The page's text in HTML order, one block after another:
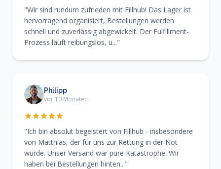
"Wir sind rundum zufrieden mit Fillhub! Das Lager ist
hervorragend organisiert, Bestellungen werden
schnell und zuverlässig abgewickelt. Der Fulfillment-
Prozess läuft reibungslos, u..."
Philipp
vor 10 Monaten
"Ich bin absolut begeistert von Fillhub - insbesondere
von Matthias, der für uns zur Rettung in der Not
wurde. Unser Versand war pure Katastrophe: Wir
haben bei Bestellungen hinten..."